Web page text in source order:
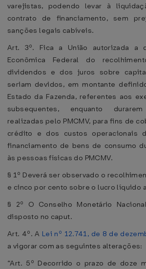
varejistas, podendo levar à
contrato de financiamento, sem
sanções legais cabíveis.
Art. 3º. Fica a União autorizada a
Econômica Federal do
dividendos e dos juros sobre
seriam devidos, em montante
Estado da Fazenda, referentes aos
subsequentes, enquanto
realizadas pelo PMCMV, para fins de
crédito e dos custos operacionais
financiamento de bens de consumo
às pessoas físicas do PMCMV.
§ 1º Deverá ser observado o
e cinco por cento sobre o lucro líquido
§ 2º O Conselho Monetário
disposto no caput.
Art. 4º. A Lei nº 12.741, de 8 de
a vigorar com as seguintes alterações:
“Art. 5º Decorrido o prazo de doze